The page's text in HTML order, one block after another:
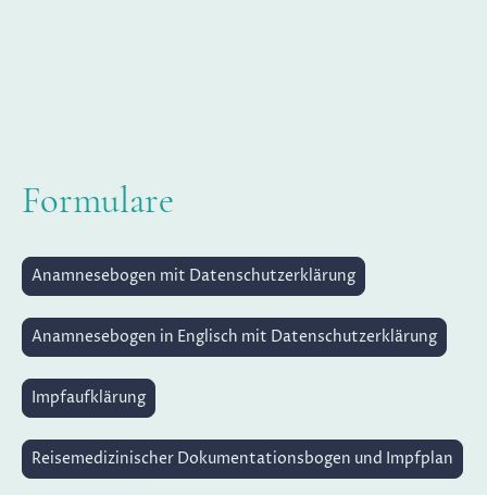
Formulare
Anamnesebogen mit Datenschutzerklärung
Anamnesebogen in Englisch mit Datenschutzerklärung
Impfaufklärung
Reisemedizinischer Dokumentationsbogen und Impfplan